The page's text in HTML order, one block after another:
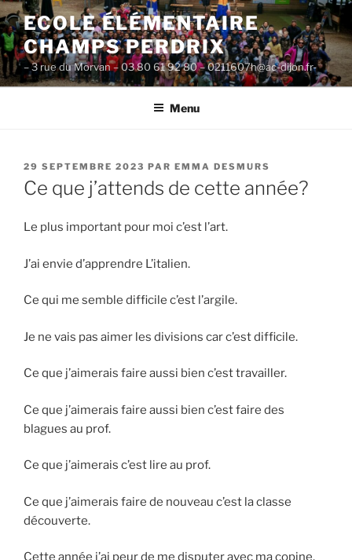
Aller
au
contenu
principal
ECOLE ÉLÉMENTAIRE
CHAMPS PERDRIX
– 3 rue du Morvan – 03 80 61 92 80 – 0211607h@ac-dijon.fr-
Menu
PUBLIÉ
LE
29 SEPTEMBRE 2023 PAR EMMA DESMURS
Ce que j’attends de cette année?
Le plus important pour moi c’est l’art.
J’ai envie d’apprendre L’italien.
Ce qui me semble difficile c’est l’argile.
Je ne vais pas aimer les divisions car c’est difficile.
Ce que j’aimerais faire aussi bien c’est travailler.
Ce que j’aimerais faire aussi bien c’est faire des
blagues au prof.
Ce que j’aimerais c’est lire au prof.
Ce que j’aimerais faire de nouveau c’est la classe
découverte.
Cette année j’ai peur de me disputer avec ma copine.